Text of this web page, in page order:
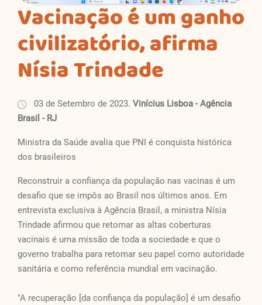
Vacinação é um ganho
civilizatório, afirma
Nísia Trindade
03 de Setembro de 2023. Vinícius Lisboa - Agência
Brasil - RJ
Ministra da Saúde avalia que PNI é conquista histórica
dos brasileiros
Reconstruir a confiança da população nas vacinas é um
desafio que se impôs ao Brasil nos últimos anos. Em
entrevista exclusiva à Agência Brasil, a ministra Nísia
Trindade afirmou que retomar as altas coberturas
vacinais é uma missão de toda a sociedade e que o
governo trabalha para retomar seu papel como autoridade
sanitária e como referência mundial em vacinação.
"A recuperação [da confiança da população] é um desafio